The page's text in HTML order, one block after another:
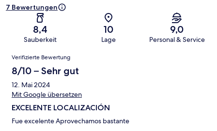
7 Bewertungen
8,4
Sauberkeit
10
Lage
9,0
Personal & Service
Bewertungen
Verifizierte Bewertung
8/10 – Sehr gut
12. Mai 2024
Mit Google übersetzen
EXCELENTE LOCALIZACIÓN
Fue excelente Aprovechamos bastante